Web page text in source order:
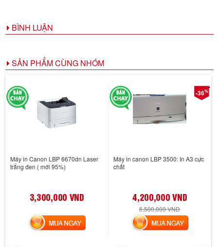
BÌNH LUẬN
SẢN PHẨM CÙNG NHÓM
Máy in Canon LBP 6670dn Laser
trắng đen ( mới 95%)
3,300,000 VND
MUA NGAY
-36%
Máy in canon LBP 3500: In A3 cực
chất
4,200,000 VND
6,500,000 VND
MUA NGAY